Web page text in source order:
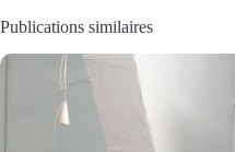
Publications similaires